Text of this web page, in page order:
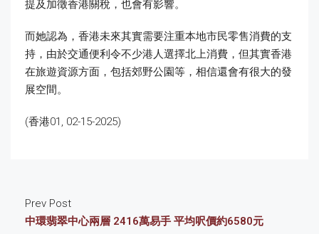
提及加徵香港關稅，也會有影響。
而她認為，香港未來其實需要注重本地市民零售消費的支
持，由於交通便利令不少港人選擇北上消費，但其實香港
在旅遊資源方面，包括郊野公園等，相信還會有很大的發
展空間。
(香港01, 02-15-2025)
Prev Post
中環翡翠中心兩層 2416萬易手 平均呎價約6580元